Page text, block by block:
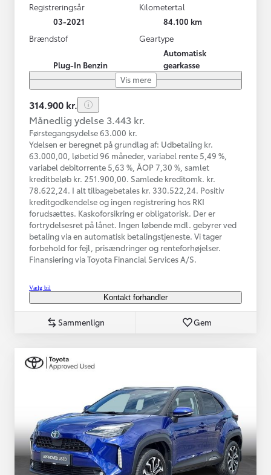
Registreringsår
03-2021
Kilometertal
84.100 km
Brændstof
Plug-In Benzin
Geartype
Automatisk
gearkasse
Vis mere
314.900 kr.
Månedlig ydelse 3.443 kr.
Førstegangsydelse 63.000 kr.
Ydelsen er beregnet på grundlag af: Udbetaling kr.
63.000,00, løbetid 96 måneder, variabel rente 5,49 %,
variabel debitorrente 5,63 %, ÅOP 7,30 %, samlet
kreditbeløb kr. 251.900,00. Samlede kreditomk. kr.
78.622,24. I alt tilbagebetales kr. 330.522,24. Positiv
kreditgodkendelse og ingen registrering hos RKI
forudsættes. Kaskoforsikring er obligatorisk. Der er
fortrydelsesret på lånet. Ingen løbende mdl. gebyrer ved
betaling via en automatisk betalingstjeneste. Vi tager
forbehold for fejl, prisændringer og renteforhøjelser.
Finansiering via Toyota Financial Services A/S.
Vælg bil
Kontakt forhandler
Sammenlign Gem